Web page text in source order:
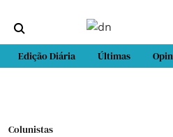
Edição Diária Últimas
Colunistas